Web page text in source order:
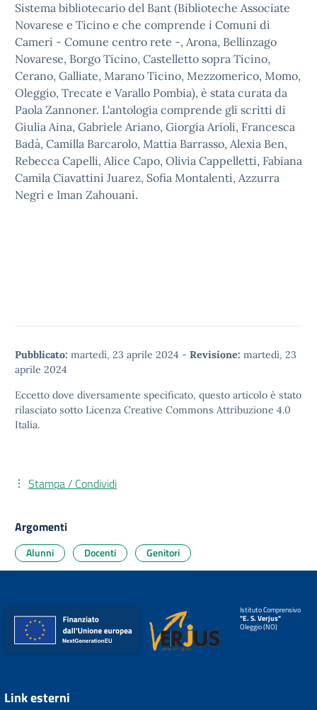
Sistema bibliotecario del Bant (Biblioteche Associate
Novarese e Ticino e che comprende i Comuni di
Cameri - Comune centro rete -, Arona, Bellinzago
Novarese, Borgo Ticino, Castelletto sopra Ticino,
Cerano, Galliate, Marano Ticino, Mezzomerico, Momo,
Oleggio, Trecate e Varallo Pombia), è stata curata da
Paola Zannoner. L'antologia comprende gli scritti di
Giulia Aina, Gabriele Ariano, Giorgia Arioli, Francesca
Badà, Camilla Barcarolo, Mattia Barrasso, Alexia Ben,
Rebecca Capelli, Alice Capo, Olivia Cappelletti, Fabiana
Camila Ciavattini Juarez, Sofia Montalenti, Azzurra
Negri e Iman Zahouani.
Pubblicato: martedì, 23 aprile 2024 - Revisione: martedì, 23
aprile 2024
Eccetto dove diversamente specificato, questo articolo è stato
rilasciato sotto Licenza Creative Commons Attribuzione 4.0
Italia.
Stampa / Condividi
Argomenti
Alunni Docenti Genitori
Istituto Comprensivo
"E. S. Verjus"
Oleggio (NO)
Link esterni